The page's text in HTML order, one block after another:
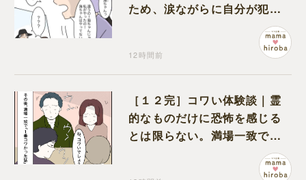
ため、涙ながらに自分が犯人
12時間前
［１２完］コワい体験談｜霊
的なものだけに恐怖を感じる
とは限らない。満場一致でコ
ワいと認定された意外な体験